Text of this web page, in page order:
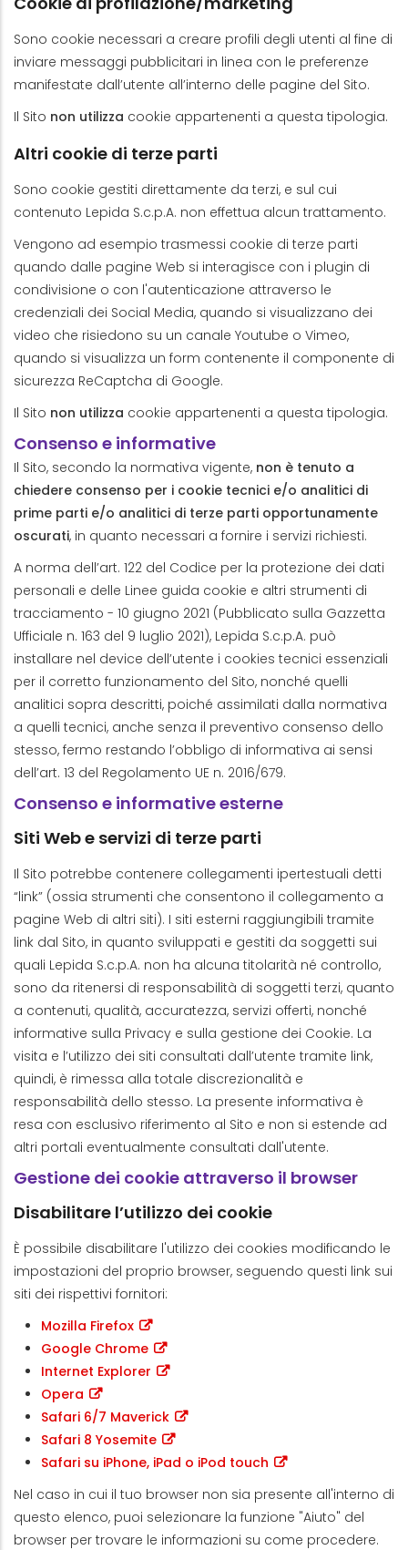
Sono cookie necessari a creare profili degli utenti al fine di
inviare messaggi pubblicitari in linea con le preferenze
manifestate dall’utente all’interno delle pagine del Sito.
Il Sito non utilizza cookie appartenenti a questa tipologia.
Altri cookie di terze parti
Sono cookie gestiti direttamente da terzi, e sul cui
contenuto Lepida S.c.p.A. non effettua alcun trattamento.
Vengono ad esempio trasmessi cookie di terze parti
quando dalle pagine Web si interagisce con i plugin di
condivisione o con l'autenticazione attraverso le
credenziali dei Social Media, quando si visualizzano dei
video che risiedono su un canale Youtube o Vimeo,
quando si visualizza un form contenente il componente di
sicurezza ReCaptcha di Google.
Il Sito non utilizza cookie appartenenti a questa tipologia.
Consenso e informative
Il Sito, secondo la normativa vigente, non è tenuto a
chiedere consenso per i cookie tecnici e/o analitici di
prime parti e/o analitici di terze parti opportunamente
oscurati, in quanto necessari a fornire i servizi richiesti.
A norma dell’art. 122 del Codice per la protezione dei dati
personali e delle Linee guida cookie e altri strumenti di
tracciamento - 10 giugno 2021 (Pubblicato sulla Gazzetta
Ufficiale n. 163 del 9 luglio 2021), Lepida S.c.p.A. può
installare nel device dell’utente i cookies tecnici essenziali
per il corretto funzionamento del Sito, nonché quelli
analitici sopra descritti, poiché assimilati dalla normativa
a quelli tecnici, anche senza il preventivo consenso dello
stesso, fermo restando l’obbligo di informativa ai sensi
dell’art. 13 del Regolamento UE n. 2016/679.
Consenso e informative esterne
Siti Web e servizi di terze parti
Il Sito potrebbe contenere collegamenti ipertestuali detti
“link” (ossia strumenti che consentono il collegamento a
pagine Web di altri siti). I siti esterni raggiungibili tramite
link dal Sito, in quanto sviluppati e gestiti da soggetti sui
quali Lepida S.c.p.A. non ha alcuna titolarità né controllo,
sono da ritenersi di responsabilità di soggetti terzi, quanto
a contenuti, qualità, accuratezza, servizi offerti, nonché
informative sulla Privacy e sulla gestione dei Cookie. La
visita e l’utilizzo dei siti consultati dall’utente tramite link,
quindi, è rimessa alla totale discrezionalità e
responsabilità dello stesso. La presente informativa è
resa con esclusivo riferimento al Sito e non si estende ad
altri portali eventualmente consultati dall'utente.
Gestione dei cookie attraverso il browser
Disabilitare l’utilizzo dei cookie
È possibile disabilitare l'utilizzo dei cookies modificando le
impostazioni del proprio browser, seguendo questi link sui
siti dei rispettivi fornitori:
Mozilla Firefox
Google Chrome
Internet Explorer
Opera
Safari 6/7 Maverick
Safari 8 Yosemite
Safari su iPhone, iPad o iPod touch
Nel caso in cui il tuo browser non sia presente all'interno di
questo elenco, puoi selezionare la funzione "Aiuto" del
browser per trovare le informazioni su come procedere.